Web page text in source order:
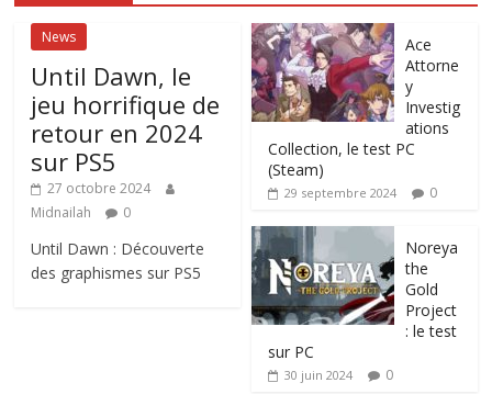
News
Until Dawn, le
jeu horrifique de
retour en 2024
sur PS5
27 octobre 2024
Midnailah
0
Until Dawn : Découverte
des graphismes sur PS5
Ace
Attorne
y
Investig
ations
Collection, le test PC
(Steam)
29 septembre 2024 0
Noreya
the
Gold
Project
: le test
sur PC
30 juin 2024 0